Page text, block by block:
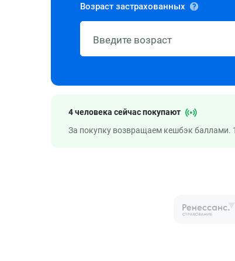
Возраст застрахованных
4 человека сейчас покупают
За покупку возвращаем кешбэк баллами.